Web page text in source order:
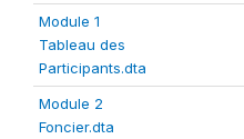
Module 1
Tableau des
Participants.dta
Module 2
Foncier.dta